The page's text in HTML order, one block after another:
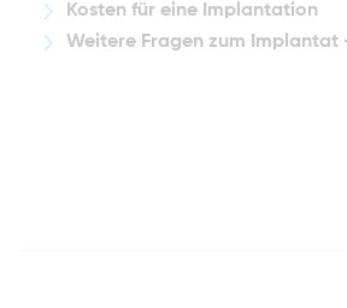
Kosten für eine Implantation
Weitere Fragen zum Implantat